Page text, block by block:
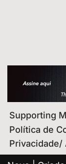
Supporting
Política de
Privacidade/